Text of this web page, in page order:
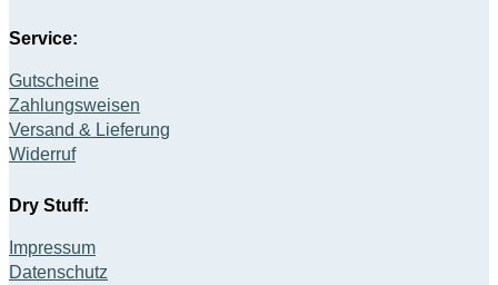
Service:
Gutscheine
Zahlungsweisen
Versand & Lieferung
Widerruf
Dry Stuff:
Impressum
Datenschutz